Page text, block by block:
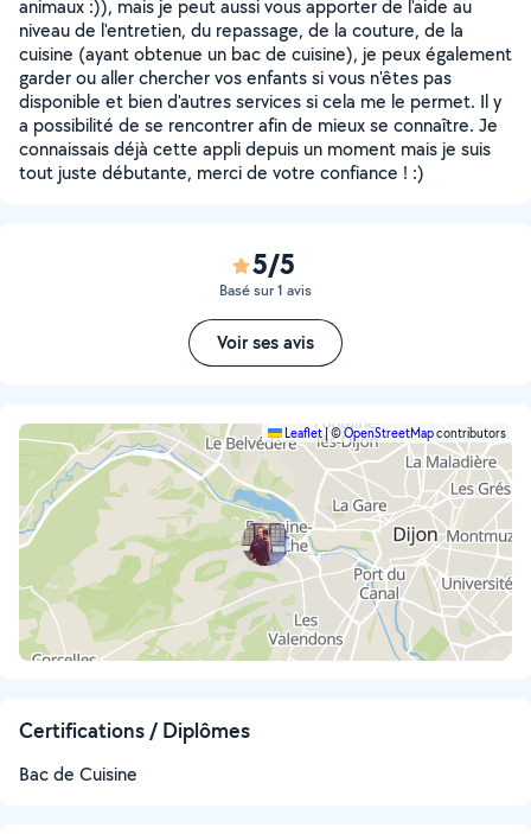
animaux :)), mais je peut aussi vous apporter de l'aide au
niveau de l'entretien, du repassage, de la couture, de la
cuisine (ayant obtenue un bac de cuisine), je peux également
garder ou aller chercher vos enfants si vous n'êtes pas
disponible et bien d'autres services si cela me le permet. Il y
a possibilité de se rencontrer afin de mieux se connaître. Je
connaissais déjà cette appli depuis un moment mais je suis
tout juste débutante, merci de votre confiance ! :)
5/5
Basé sur 1 avis
Voir ses avis
Leaflet|©OpenStreetMapcontributors
Certifications / Diplômes
Bac de Cuisine